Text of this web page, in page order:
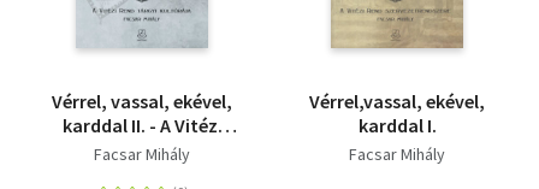
Vérrel, vassal, ekével,
karddal II. - A Vitézi
rend tárgyi kultúrája
Facsar Mihály
Vérrel,vassal, ekével,
karddal I.
Facsar Mihály